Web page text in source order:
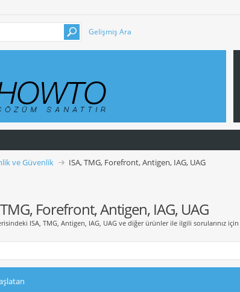
Gelişmiş Ara
ve Güvenlik ISA, TMG, Forefront, Antigen, IAG, UAG
Forefront, Antigen, IAG, UAG
ISA, TMG, Antigen, IAG, UAG ve diğer ürünler ile ilgili sorularınız için